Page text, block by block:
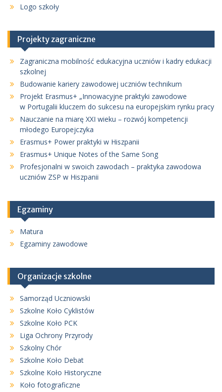
Logo szkoły
Projekty zagraniczne
Zagraniczna mobilność edukacyjna uczniów i kadry edukacji
szkolnej
Budowanie kariery zawodowej uczniów technikum
Projekt Erasmus+ „Innowacyjne praktyki zawodowe
w Portugalii kluczem do sukcesu na europejskim rynku pracy
Nauczanie na miarę XXI wieku – rozwój kompetencji
młodego Europejczyka
Erasmus+ Power praktyki w Hiszpanii
Erasmus+ Unique Notes of the Same Song
Profesjonalni w swoich zawodach – praktyka zawodowa
uczniów ZSP w Hiszpanii
Egzaminy
Matura
Egzaminy zawodowe
Organizacje szkolne
Samorząd Uczniowski
Szkolne Koło Cyklistów
Szkolne Koło PCK
Liga Ochrony Przyrody
Szkolny Chór
Szkolne Koło Debat
Szkolne Koło Historyczne
Koło fotograficzne